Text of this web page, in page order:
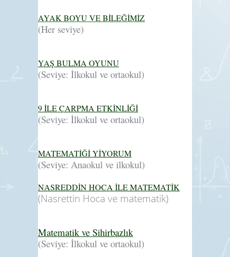
AYAK BOYU VE BİLEĞİMİZ
(Her seviye)
YAŞ BULMA OYUNU
(Seviye: İlkokul ve ortaokul)
9 İLE ÇARPMA ETKİNLİĞİ
(Seviye: İlkokul ve ortaokul)
MATEMATİĞİ YİYORUM
(Seviye: Anaokul ve ilkokul)
NASREDDİN HOCA İLE MATEMATİK
(Nasrettin Hoca ve matematik)
Matematik ve Sihirbazlık
(Seviye: İlkokul ve ortaokul)